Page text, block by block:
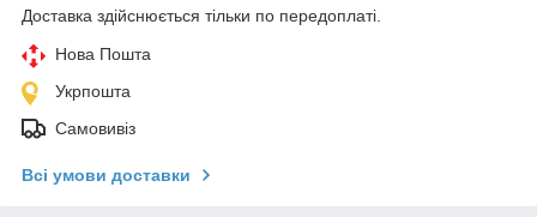
Доставка здійснюється тільки по передоплаті.
Нова Пошта
Укрпошта
Самовивіз
Всі умови доставки